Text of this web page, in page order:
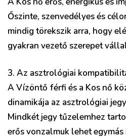
Őszinte, szenvedélyes és
mindig törekszik arra, hogy
gyakran vezető szerepet
3. Az asztrológiai
A Vízöntő férfi és a Kos nő
dinamikája az asztrológiai
Mindkét jegy tűzelemhez
erős vonzalmuk lehet